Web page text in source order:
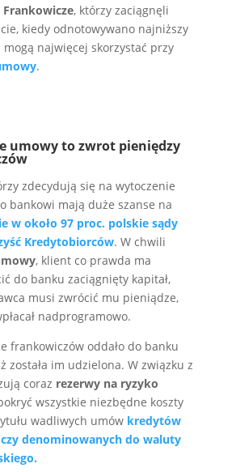
Frankowicze, którzy zaciągnęli
kiedy odnotowywano najniższy
mogą najwięcej skorzystać przy
.
umowy to zwrot pieniędzy
zdecydują się na wytoczenie
bankowi mają duże szanse na
w około 97 proc. polskie sądy
Kredytobiorców. W chwili
, klient co prawda ma
do banku zaciągnięty kapitał,
musi zwrócić mu pieniądze,
nadprogramowo.
frankowiczów oddało do banku
została im udzielona. W związku z
coraz rezerwy na ryzyko
wszystkie niezbędne koszty
wadliwych umów kredytów
denominowanych do waluty